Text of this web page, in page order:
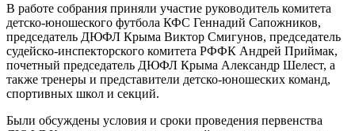
В работе собрания приняли участие руководитель комитета
детско-юношеского футбола КФС Геннадий Сапожников,
председатель ДЮФЛ Крыма Виктор Смигунов, председатель
судейско-инспекторского комитета РФФК Андрей Приймак,
почетный председатель ДЮФЛ Крыма Александр Шелест, а
также тренеры и представители детско-юношеских команд,
спортивных школ и секций.
Были обсуждены условия и сроки проведения первенства